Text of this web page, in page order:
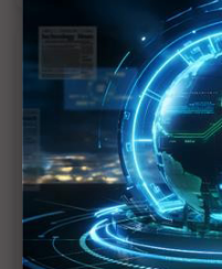
近７天熱門報導
MLCC訂單過熱、
建熱潮將趨緩
2027全年記憶體
宣」只怕買不夠